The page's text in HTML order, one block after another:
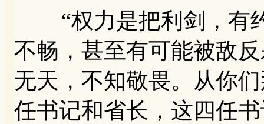
“权力是把利剑，有
不畅，甚至有可能被敌
无天，不知敬畏。从你
任书记和省长，这四任